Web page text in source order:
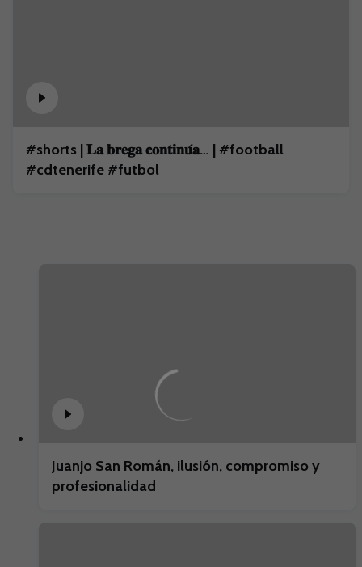
#shorts | 𝐋𝐚 𝐛𝐫𝐞𝐠𝐚 𝐜𝐨𝐧𝐭𝐢𝐧𝐮́𝐚… | #football
#cdtenerife #futbol
Juanjo San Román, ilusión, compromiso y
profesionalidad